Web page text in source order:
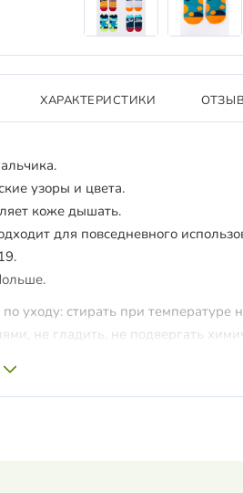
ХАРАКТЕРИСТИКИ
узоры и цвета.
коже дышать.
для повседневного
уходу: стирать при
не гладить, не подвергать